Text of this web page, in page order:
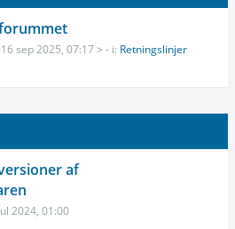
sep 2025, 07:17 > - i: Retningslinjer
af
2024, 01:00